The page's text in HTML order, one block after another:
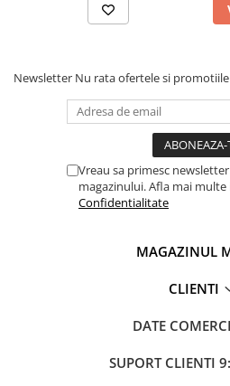
Newsletter Nu rata ofertele si
Vreau sa primesc
magazinului. Afla mai multe
Confidentialitate
MAGAZINUL
CLIENTI
DATE
SUPORT CLIENTI